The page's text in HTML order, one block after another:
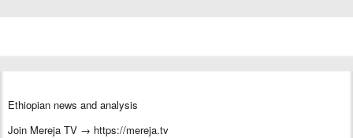
Ethiopian news and analysis
Join Mereja TV → https://mereja.tv